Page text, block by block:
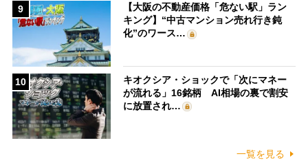
9
【大阪の不動産価格「危ない駅」ラン
キング】“中古マンション売れ行き鈍
化”のワース…
10
キオクシア・ショックで「次にマネー
が流れる」16銘柄 AI相場の裏で割安
に放置され…
一覧を見る